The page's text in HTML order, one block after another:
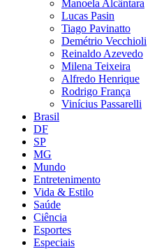
Manoela Alcântara
Lucas Pasin
Tiago Pavinatto
Demétrio Vecchioli
Reinaldo Azevedo
Milena Teixeira
Alfredo Henrique
Rodrigo França
Vinícius Passarelli
Brasil
DF
SP
MG
Mundo
Entretenimento
Vida & Estilo
Saúde
Ciência
Esportes
Especiais